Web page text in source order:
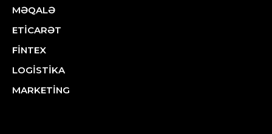
MƏQALƏ
ETİCARƏT
FİNTEX
LOGİSTİKA
MARKETİNG